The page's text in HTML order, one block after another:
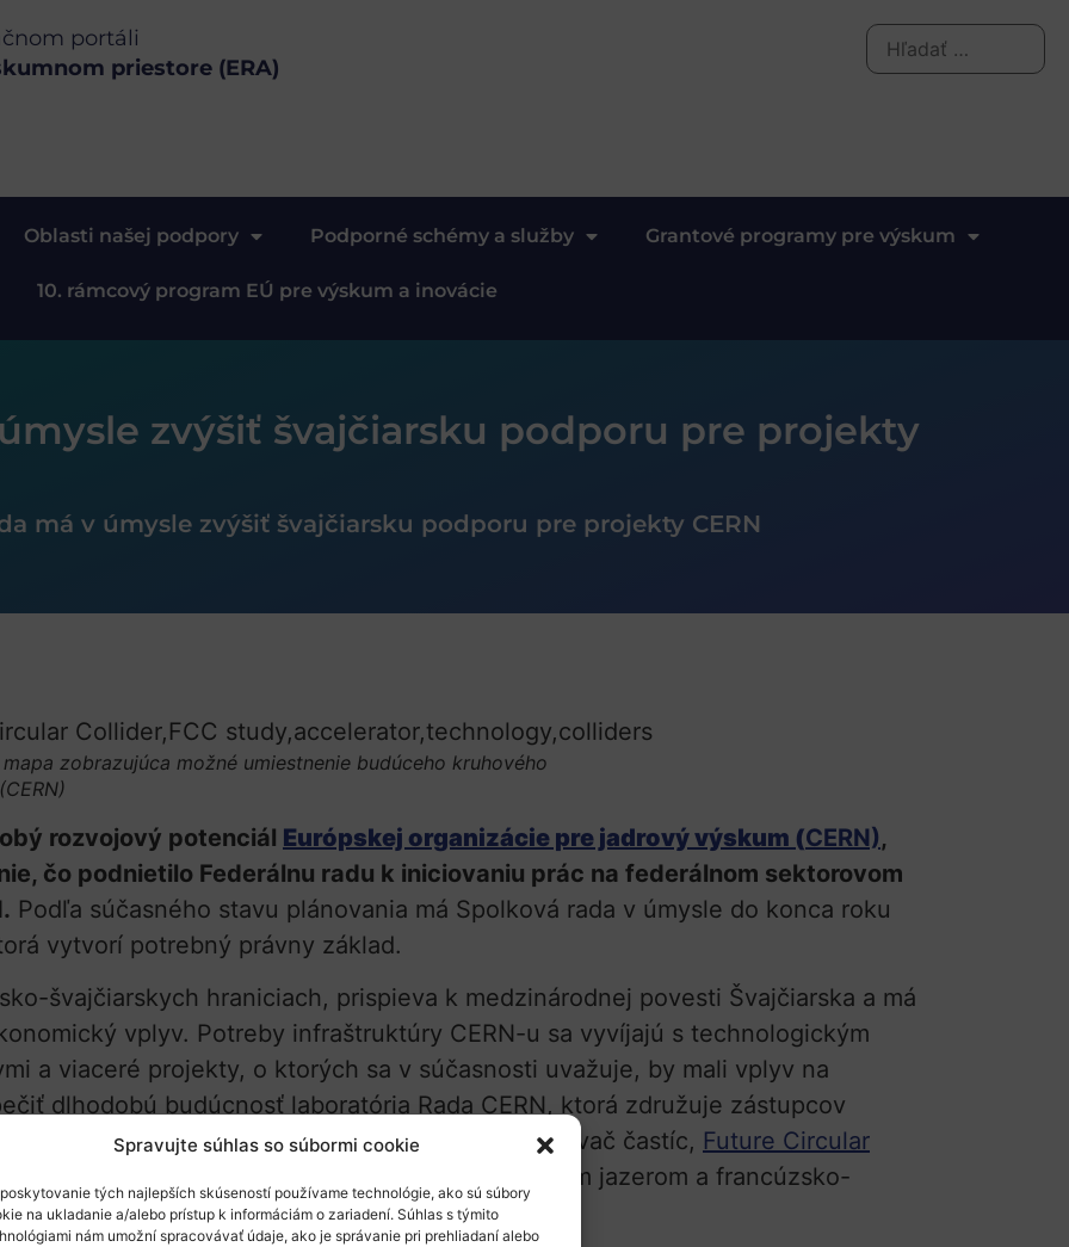
Spravujte súhlas so súbormi cookie
tých najlepších skúseností používame technológie, ako sú súbory
na ukladanie a/alebo prístup k informáciám o zariadení. Súhlas s týmito
nám umožní spracovávať údaje, ako je správanie pri prehliadaní alebo
portáli
priestore (ERA)
Oblasti našej podpory Podporné schémy a služby Grantové programy pre výskum
10. rámcový program EÚ pre výskum a inovácie
zvýšiť švajčiarsku podporu pre projekty
má v úmysle zvýšiť švajčiarsku podporu pre projekty CERN
zobrazujúca možné umiestnenie budúceho kruhového
rozvojový potenciál Európskej organizácie pre jadrový výskum (CERN),
čo podnietilo Federálnu radu k iniciovaniu prác na federálnom sektorovom
Podľa súčasného stavu plánovania má Spolková rada v úmysle do konca roku
vytvorí potrebný právny základ.
švajčiarskych hraniciach, prispieva k medzinárodnej povesti Švajčiarska a má
vplyv. Potreby infraštruktúry CERN-u sa vyvíjajú s technologickým
a viaceré projekty, o ktorých sa v súčasnosti uvažuje, by mali vplyv na
dlhodobú budúcnosť laboratória Rada CERN, ktorá združuje zástupcov
aj štúdiu uskutočniteľnosti pre nový veľký urýchľovač častíc, Future Circular
v 100 km dlhom kruhovom tuneli pod Ženevským jazerom a francúzsko-